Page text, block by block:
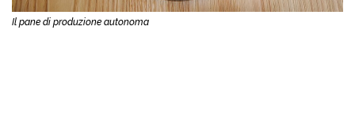
Il pane di produzione autonoma